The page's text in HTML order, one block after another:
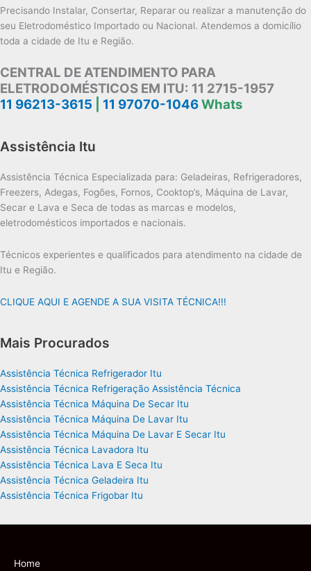
Precisando Instalar, Consertar, Reparar ou realizar a manutenção do
seu Eletrodoméstico Importado ou Nacional. Atendemos a domicílio
toda a cidade de Itu e Região.
CENTRAL DE ATENDIMENTO PARA
ELETRODOMÉSTICOS EM ITU: 11 2715-1957
11 96213-3615
11 97070-1046Whats
Assistência Itu
Assistência Técnica Especializada para: Geladeiras, Refrigeradores,
Freezers, Adegas, Fogões, Fornos, Cooktop’s, Máquina de Lavar,
Secar e Lava e Seca de todas as marcas e modelos,
eletrodomésticos importados e nacionais.
Técnicos experientes e qualificados para atendimento na cidade de
Itu e Região.
CLIQUE AQUI E AGENDE A SUA VISITA TÉCNICA!!!
Mais Procurados
Assistência Técnica Refrigerador Itu
Assistência Técnica Refrigeração Assistência Técnica
Assistência Técnica Máquina De Secar Itu
Assistência Técnica Máquina De Lavar Itu
Assistência Técnica Máquina De Lavar E Secar Itu
Assistência Técnica Lavadora Itu
Assistência Técnica Lava E Seca Itu
Assistência Técnica Geladeira Itu
Assistência Técnica Frigobar Itu
Home